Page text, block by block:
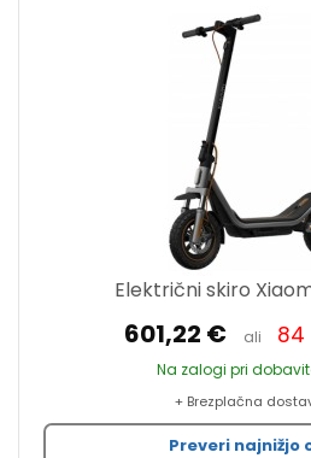
Električni skiro
601,22 € ali 84
Na zalogi pri
+ Brezplačna
Preveri najnižjo